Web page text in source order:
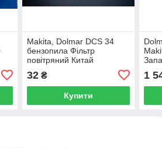
Makita, Dolmar DCS 34
бензопила Фільтр
повітряний Китай
32₴
Купити
1